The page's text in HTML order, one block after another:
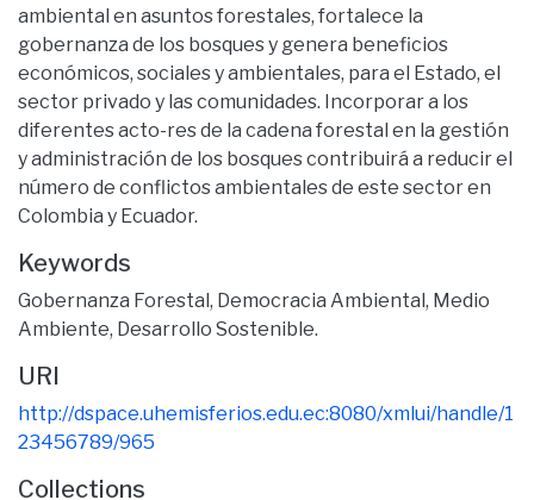
ambiental en asuntos forestales, fortalece la
gobernanza de los bosques y genera beneficios
económicos, sociales y ambientales, para el Estado, el
sector privado y las comunidades. Incorporar a los
diferentes acto-res de la cadena forestal en la gestión
y administración de los bosques contribuirá a reducir el
número de conflictos ambientales de este sector en
Colombia y Ecuador.
Keywords
Gobernanza Forestal, Democracia Ambiental, Medio
Ambiente, Desarrollo Sostenible.
URI
http://dspace.uhemisferios.edu.ec:8080/xmlui/handle/1
23456789/965
Collections